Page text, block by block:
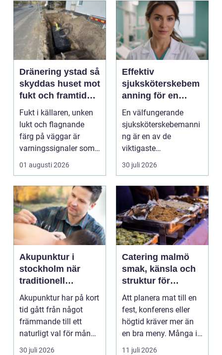
Dränering ystad så
skyddas huset mot
fukt och framtida
skador
Fukt i källaren, unken
lukt och flagnande
färg på väggar är
varningssignaler som
många villaägare i ...
01 augusti 2026
Effektiv
sjuksköterskebem
anning för en
tryggare vård
En välfungerande
sjuksköterskebemanni
ng är en av de
viktigaste
förutsättningarna för
30 juli 2026
Akupunktur i
stockholm när
traditionell
kinesisk medicin
möter modern
vardag
Akupunktur har på kort
tid gått från något
främmande till ett
naturligt val för många
som söker lind...
30 juli 2026
Catering malmö
smak, känsla och
struktur för
lyckade event
Att planera mat till en
fest, konferens eller
högtid kräver mer än
en bra meny. Många i
Malmö väljer...
11 juli 2026